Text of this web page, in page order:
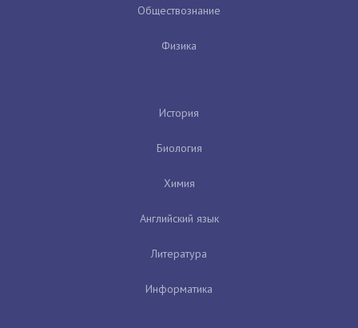
Обществознание
Физика
История
Биология
Химия
Английский язык
Литература
Информатика